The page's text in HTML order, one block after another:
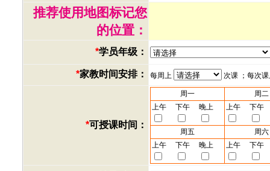
推荐使用地图标记您
的位置：
*学员年级：
*家教时间安排： 每周上 次课 ；每次
*可授课时间：
周一
周二
上午
下午 晚上 上午 下午
周五
周六
上午
下午 晚上 上午 下午